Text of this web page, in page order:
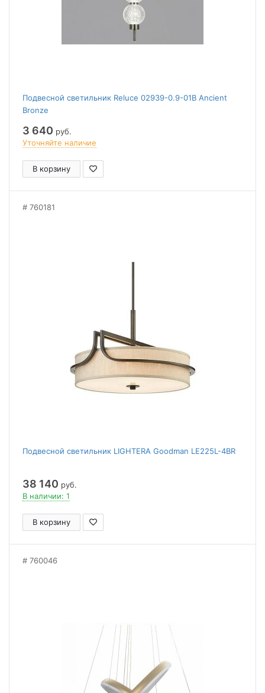
Подвесной светильник Reluce 02939-0.9-01B Ancient
Bronze
3 640 руб.
Уточняйте наличие
В корзину
760181
Подвесной светильник LIGHTERA Goodman LE225L-4BR
38 140 руб.
В наличии: 1
В корзину
760046